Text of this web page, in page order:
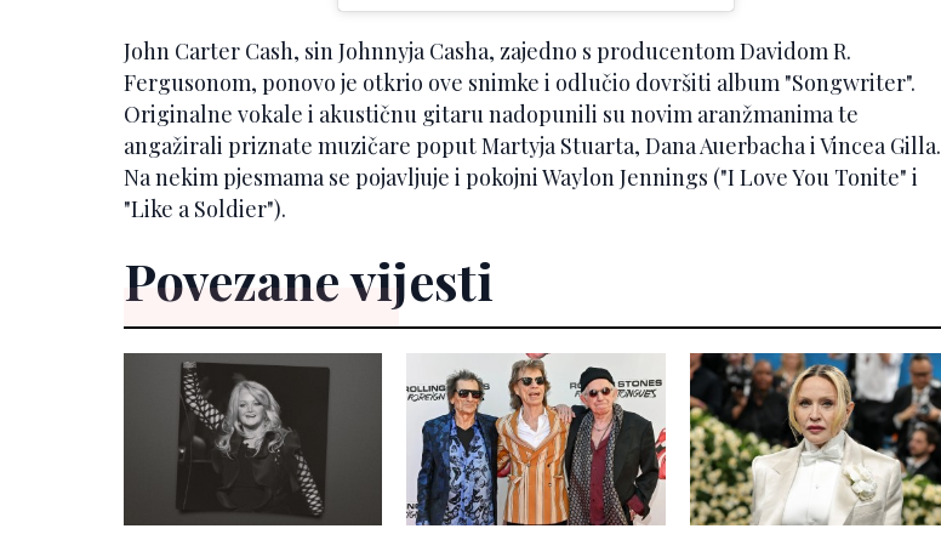
John Carter Cash, sin Johnnyja Casha, zajedno s producentom Davidom R.
Fergusonom, ponovo je otkrio ove snimke i odlučio dovršiti album "Songwriter".
Originalne vokale i akustičnu gitaru nadopunili su novim aranžmanima te
angažirali priznate muzičare poput Martyja Stuarta, Dana Auerbacha i Vincea Gilla.
Na nekim pjesmama se pojavljuje i pokojni Waylon Jennings ("I Love You Tonite" i
"Like a Soldier").
Povezane vijesti